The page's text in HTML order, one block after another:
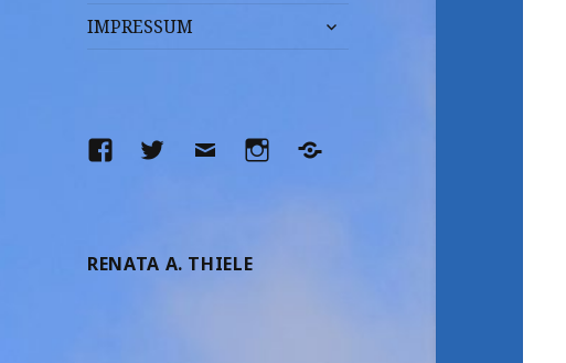
IMPRESSUM
untermenü
FacebookTwitter
E-
Instagram
Yelp
RENATA A. THIELE